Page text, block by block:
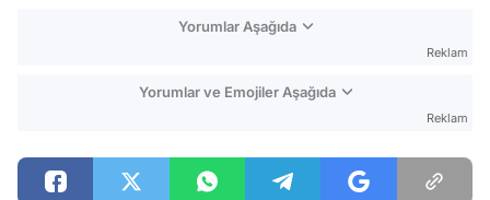
Yorumlar Aşağıda
Reklam
Yorumlar ve Emojiler Aşağıda
Reklam